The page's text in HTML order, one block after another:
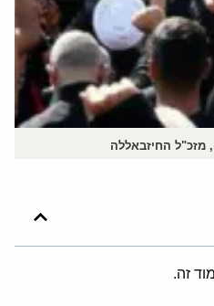
מזכ"ל החיזבאללה
זה.